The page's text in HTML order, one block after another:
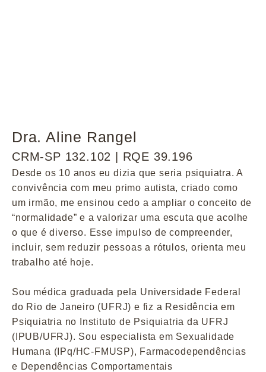
Dra. Aline Rangel
CRM-SP 132.102 | RQE 39.196
Desde os 10 anos eu dizia que seria psiquiatra. A
convivência com meu primo autista, criado como
um irmão, me ensinou cedo a ampliar o conceito de
“normalidade” e a valorizar uma escuta que acolhe
o que é diverso. Esse impulso de compreender,
incluir, sem reduzir pessoas a rótulos, orienta meu
trabalho até hoje.
Sou médica graduada pela Universidade Federal
do Rio de Janeiro (UFRJ) e fiz a Residência em
Psiquiatria no Instituto de Psiquiatria da UFRJ
(IPUB/UFRJ). Sou especialista em Sexualidade
Humana (IPq/HC-FMUSP), Farmacodependências
e Dependências Comportamentais